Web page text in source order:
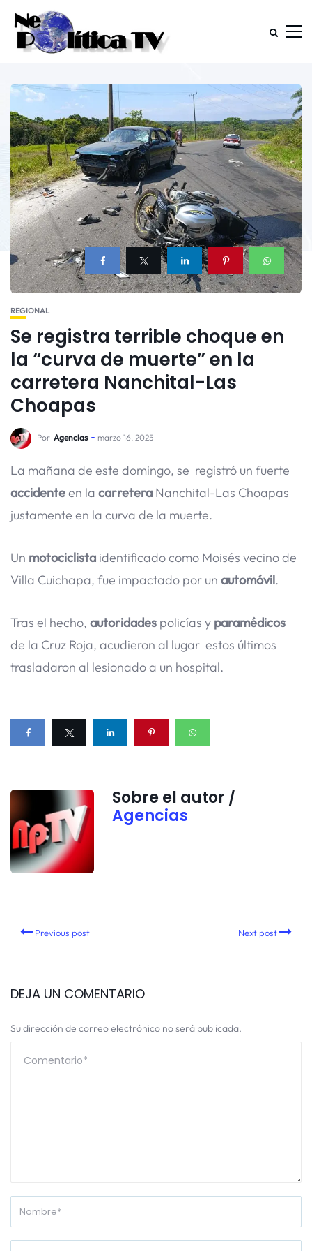
REGIONAL
Se registra terrible choque en
la “curva de muerte” en la
carretera Nanchital-Las
Choapas
Por Agencias marzo 16, 2025
La mañana de este domingo, se registró un fuerte
accidenteen la carretera Nanchital-Las Choapas
justamente en la curva de la muerte.
Un motociclista identificado como Moisés vecino de
Villa Cuichapa, fue impactado por un automóvil.
Tras el hecho, autoridades policías y paramédicos
de la Cruz Roja, acudieron al lugar estos últimos
trasladaron al lesionado a un hospital.
Sobre el autor /
Agencias
Previous post Next post
DEJA UN COMENTARIO
Su dirección de correo electrónico no será publicada.